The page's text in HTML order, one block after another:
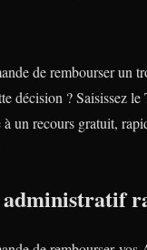
de rembourser un
décision ? Saisissez le
un recours gratuit,